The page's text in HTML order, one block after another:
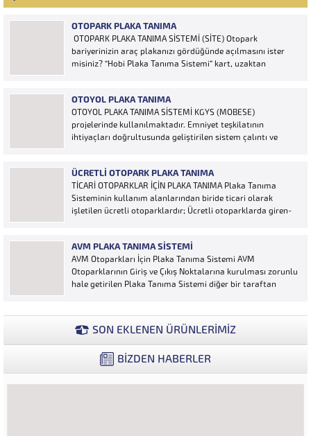
OTOPARK PLAKA TANIMA
OTOPARK PLAKA TANIMA SİSTEMİ (SİTE) Otopark
bariyerinizin araç plakanızı gördüğünde açılmasını ister
misiniz? “Hobi Plaka Tanıma Sistemi” kart, uzaktan
için yeterlidir… Plaka tanıma sistemi otoparklarda
sisteme...
OTOYOL PLAKA TANIMA
OTOYOL PLAKA TANIMA SİSTEMİ KGYS (MOBESE)
projelerinde kullanılmaktadır. Emniyet teşkilatının
ihtiyaçları doğrultusunda geliştirilen sistem çalıntı ve
araçların Plakalarının tanımlanmasına yönelik geliştirilen
bir yazılımdır. Sistem karayolları şeritlerine yerleştirilen
kameralar sayesinde alınan...
ÜCRETLI OTOPARK PLAKA TANIMA
TİCARİ OTOPARKLAR İÇİN PLAKA TANIMA Plaka Tanıma
Sisteminin kullanım alanlarından biride ticari olarak
işletilen ücretli otoparklardır; Ücretli otoparklarda giren-
Ücretin otopark girişinde araç tipine göre peşin alınması
ya...
AVM PLAKA TANIMA SISTEMI
AVM Otoparkları İçin Plaka Tanıma Sistemi AVM
Otoparklarının Giriş ve Çıkış Noktalarına kurulması zorunlu
hale getirilen Plaka Tanıma Sistemi diğer bir taraftan
SON EKLENEN ÜRÜNLERİMİZ
BİZDEN HABERLER